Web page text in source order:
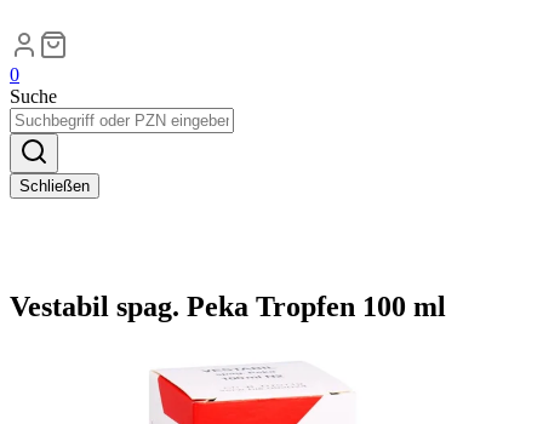
0
Suche
Schließen
Vestabil spag. Peka Tropfen 100 ml